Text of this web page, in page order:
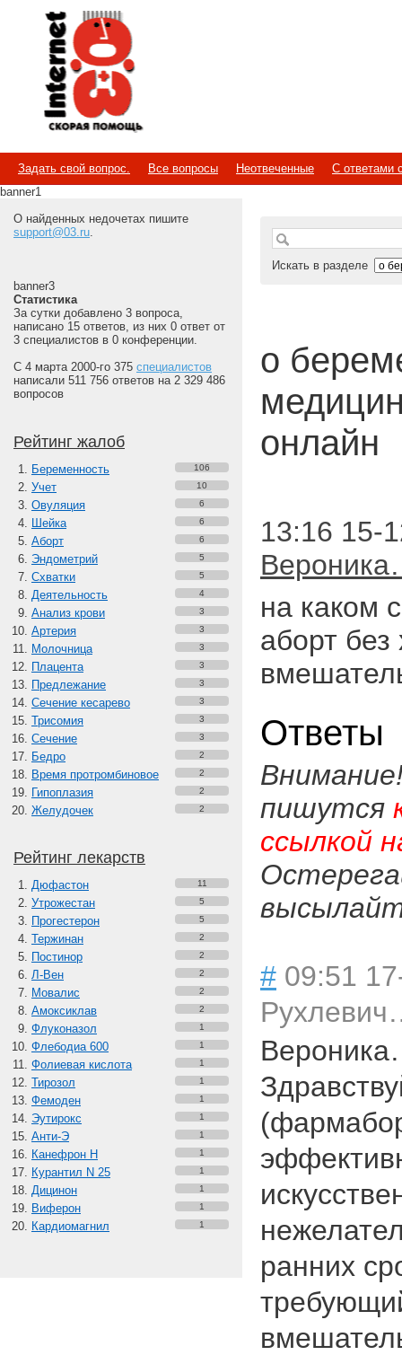
Internet
Скорая помощь
Задать свой вопрос. Все вопросы Неотвеченные
С ответами
banner1
О найденных недочетах пишите
support@03.ru.
banner3
Статистика
За сутки добавлено 3 вопроса,
написано 15 ответов, из них 0 ответ от
3 специалистов в 0 конференции.
С 4 марта 2000-го 375 специалистов
написали 511 756 ответов на 2 329 486
вопросов
Рейтинг жалоб
Беременность 106
Учет 10
Овуляция 6
Шейка 6
Аборт 6
Эндометрий 5
Схватки 5
Деятельность 4
Анализ крови 3
Артерия 3
Молочница 3
Плацента 3
Предлежание 3
Сечение кесарево 3
Трисомия 3
Сечение 3
Бедро 2
Время протромбиновое 2
Гипоплазия 2
Желудочек 2
Рейтинг лекарств
Дюфастон 11
Утрожестан 5
Прогестерон 5
Тержинан 2
Постинор 2
Л-Вен 2
Мовалис 2
Амоксиклав 2
Флуконазол 1
Флебодиа 600 1
Фолиевая кислота 1
Тирозол 1
Фемоден 1
Эутирокс 1
Анти-Э 1
Канефрон H 1
Курантил N 25 1
Дицинон 1
Виферон 1
Кардиомагнил 1
Искать в разделе
о
онлайн
13:16 15-
на каком
аборт без
Ответы
пишутся
ссылкой
# 09:51
ранних